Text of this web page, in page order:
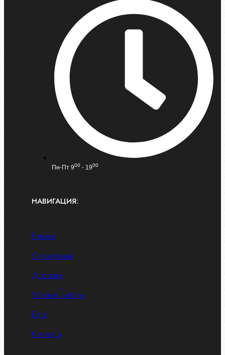
Пн-Пт 900 - 1900
НАВИГАЦИЯ:
Главная
О компании
Доставка
Условия работы
Блог
Контакты